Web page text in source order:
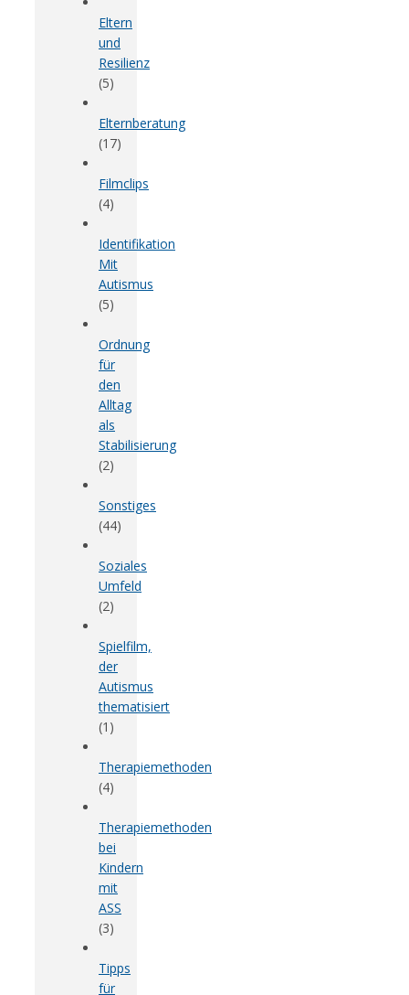
Eltern
und
Resilienz
(5)
Elternberatung
(17)
Filmclips
(4)
Identifikation
Mit
Autismus
(5)
Ordnung
für
den
Alltag
als
Stabilisierung
(2)
Sonstiges
(44)
Soziales
Umfeld
(2)
Spielfilm,
der
Autismus
thematisiert
(1)
Therapiemethoden
(4)
Therapiemethoden
bei
Kindern
mit
ASS
(3)
Tipps
für